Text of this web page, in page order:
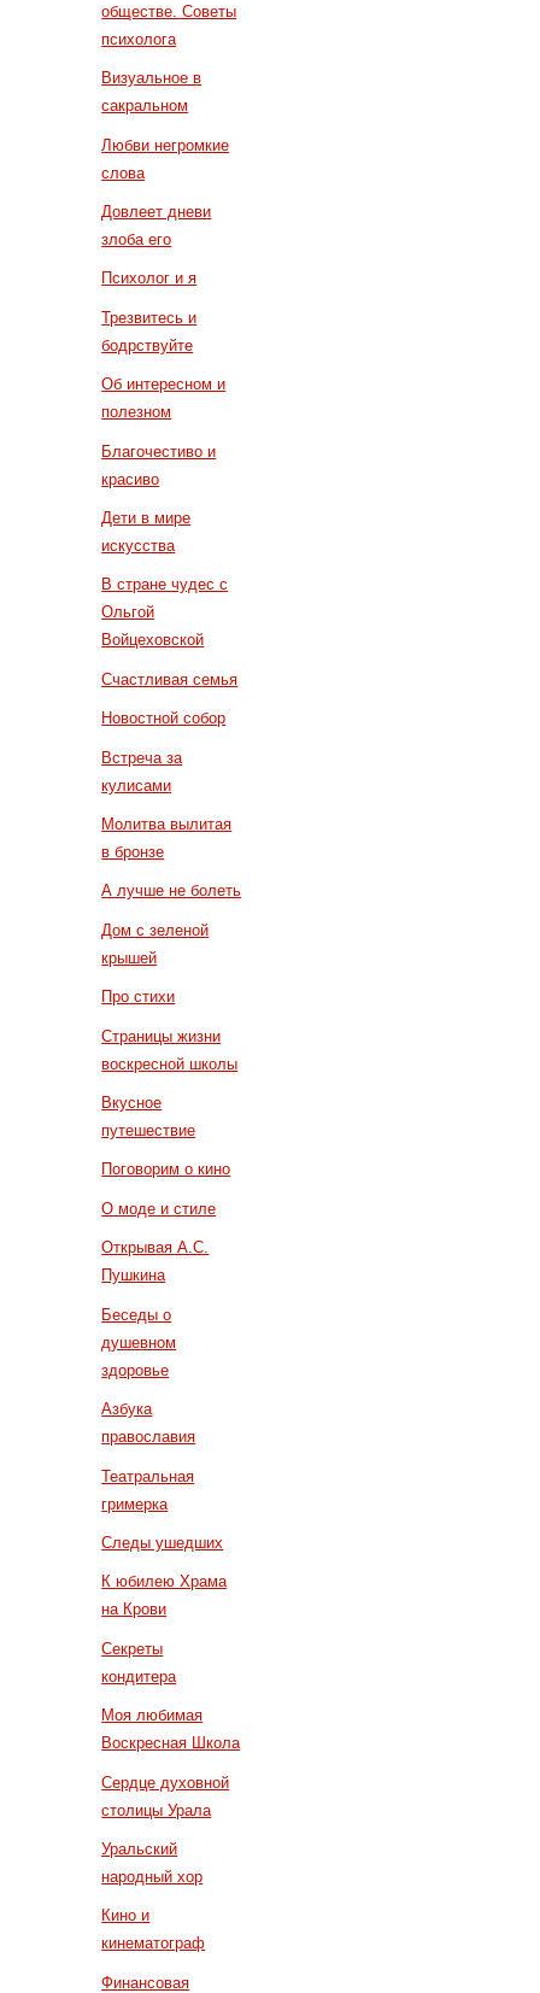
обществе. Советы
психолога
Визуальное в
сакральном
Любви негромкие
слова
Довлеет дневи
злоба его
Психолог и я
Трезвитесь и
бодрствуйте
Об интересном и
полезном
Благочестиво и
красиво
Дети в мире
искусства
В стране чудес с
Ольгой
Войцеховской
Счастливая семья
Новостной собор
Встреча за
кулисами
Молитва вылитая
в бронзе
А лучше не болеть
Дом с зеленой
крышей
Про стихи
Страницы жизни
воскресной школы
Вкусное
путешествие
Поговорим о кино
О моде и стиле
Открывая А.С.
Пушкина
Беседы о
душевном
здоровье
Азбука
православия
Театральная
гримерка
Следы ушедших
К юбилею Храма
на Крови
Секреты
кондитера
Моя любимая
Воскресная Школа
Сердце духовной
столицы Урала
Уральский
народный хор
Кино и
кинематограф
Финансовая